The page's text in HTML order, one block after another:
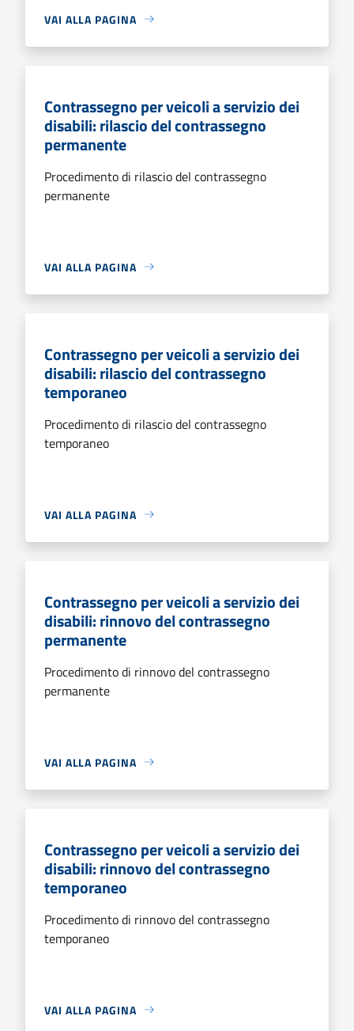
VAI ALLA PAGINA
Contrassegno per veicoli a servizio dei
disabili: rilascio del contrassegno
permanente
Procedimento di rilascio del contrassegno
permanente
VAI ALLA PAGINA
Contrassegno per veicoli a servizio dei
disabili: rilascio del contrassegno
temporaneo
Procedimento di rilascio del contrassegno
temporaneo
VAI ALLA PAGINA
Contrassegno per veicoli a servizio dei
disabili: rinnovo del contrassegno
permanente
Procedimento di rinnovo del contrassegno
permanente
VAI ALLA PAGINA
Contrassegno per veicoli a servizio dei
disabili: rinnovo del contrassegno
temporaneo
Procedimento di rinnovo del contrassegno
temporaneo
VAI ALLA PAGINA